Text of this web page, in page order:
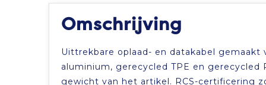
Omschrijving
Uittrekbare oplaad- en datakabel gemaakt
aluminium, gerecycled TPE en gerecycled
gewicht van het artikel. RCS-certificering